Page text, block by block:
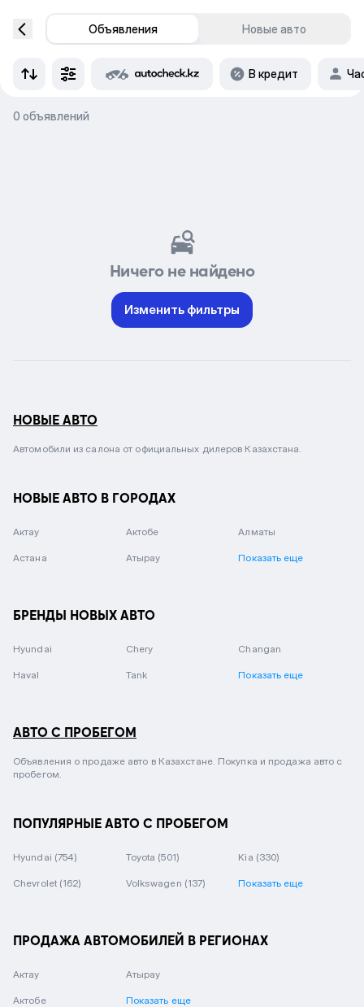
Объявления Новые авто
В кредит
0 объявлений
Ничего не найдено
Изменить фильтры
НОВЫЕ АВТО
Автомобили из салона от официальных дилеров Казахстана.
НОВЫЕ АВТО В ГОРОДАХ
Актау Актобе Алматы
Астана Атырау Показать еще
БРЕНДЫ НОВЫХ АВТО
Hyundai Chery Changan
Haval Tank Показать еще
АВТО С ПРОБЕГОМ
Объявления о продаже авто в Казахстане. Покупка и продажа авто с
пробегом.
ПОПУЛЯРНЫЕ АВТО С ПРОБЕГОМ
Hyundai (754) Toyota (501) Kia (330)
Chevrolet (162) Volkswagen (137) Показать еще
ПРОДАЖА АВТОМОБИЛЕЙ В РЕГИОНАХ
Актау
Актобе
Атырау
Показать еще